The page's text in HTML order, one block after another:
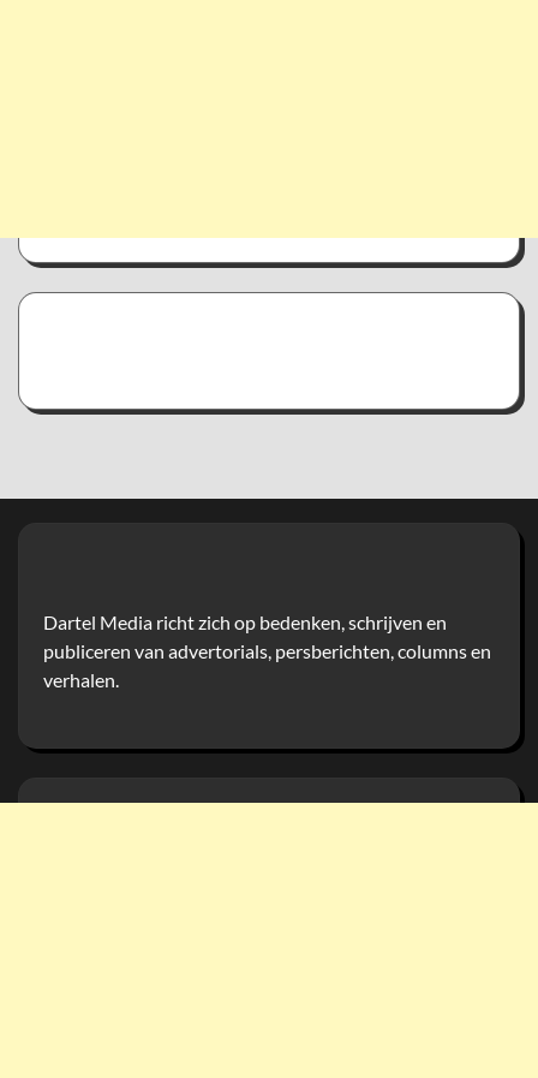
Dartel Media richt zich op bedenken, schrijven en
publiceren van advertorials, persberichten, columns en
verhalen.